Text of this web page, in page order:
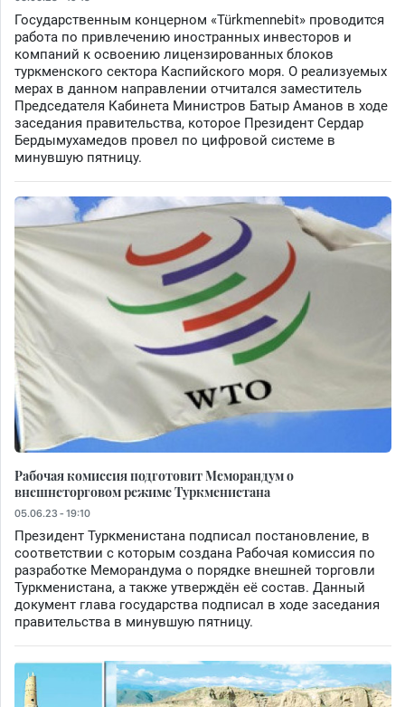
Государственным концерном «Türkmennebit» проводится
работа по привлечению иностранных инвесторов и
компаний к освоению лицензированных блоков
туркменского сектора Каспийского моря. О реализуемых
мерах в данном направлении отчитался заместитель
Председателя Кабинета Министров Батыр Аманов в ходе
заседания правительства, которое Президент Сердар
Бердымухамедов провел по цифровой системе в
минувшую пятницу.
Рабочая комиссия подготовит Меморандум о
внешнеторговом режиме Туркменистана
05.06.23 - 19:10
Президент Туркменистана подписал постановление, в
соответствии с которым создана Рабочая комиссия по
разработке Меморандума о порядке внешней торговли
Туркменистана, а также утверждён её состав. Данный
документ глава государства подписал в ходе заседания
правительства в минувшую пятницу.